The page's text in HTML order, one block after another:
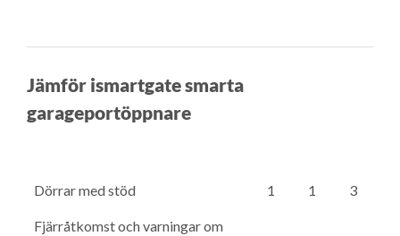
Jämför ismartgate smarta
garageportöppnare
Dörrar med stöd 1 1 3
Fjärråtkomst och varningar om